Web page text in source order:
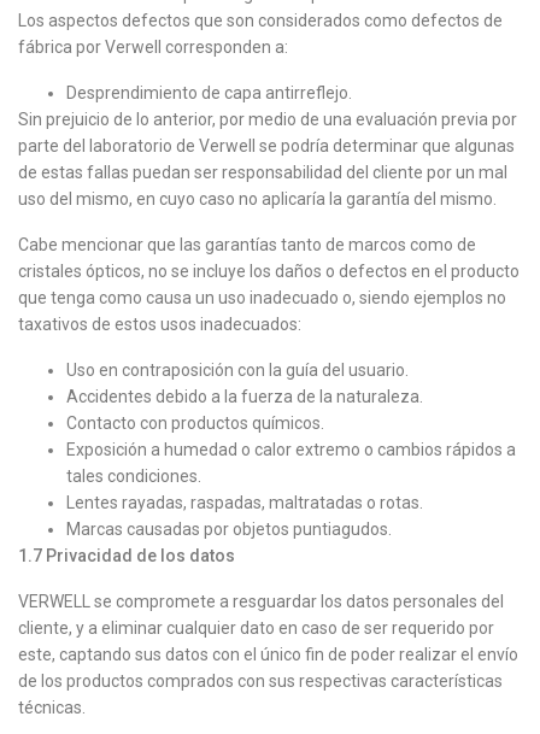
Los aspectos defectos que son considerados como defectos de
fábrica por Verwell corresponden a:
Desprendimiento de capa antirreflejo.
Sin prejuicio de lo anterior, por medio de una evaluación previa por
parte del laboratorio de Verwell se podría determinar que algunas
de estas fallas puedan ser responsabilidad del cliente por un mal
uso del mismo, en cuyo caso no aplicaría la garantía del mismo.
Cabe mencionar que las garantías tanto de marcos como de
cristales ópticos, no se incluye los daños o defectos en el producto
que tenga como causa un uso inadecuado o, siendo ejemplos no
taxativos de estos usos inadecuados:
Uso en contraposición con la guía del usuario.
Accidentes debido a la fuerza de la naturaleza.
Contacto con productos químicos.
Exposición a humedad o calor extremo o cambios rápidos a
tales condiciones.
Lentes rayadas, raspadas, maltratadas o rotas.
Marcas causadas por objetos puntiagudos.
1.7 Privacidad de los datos
VERWELL se compromete a resguardar los datos personales del
cliente, y a eliminar cualquier dato en caso de ser requerido por
este, captando sus datos con el único fin de poder realizar el envío
de los productos comprados con sus respectivas características
técnicas.